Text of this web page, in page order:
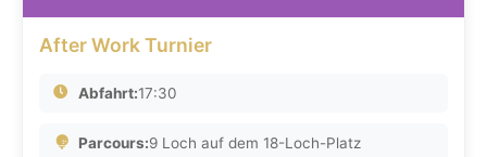
After Work Turnier
Abfahrt:17:30
Parcours:9 Loch auf dem 18-Loch-Platz